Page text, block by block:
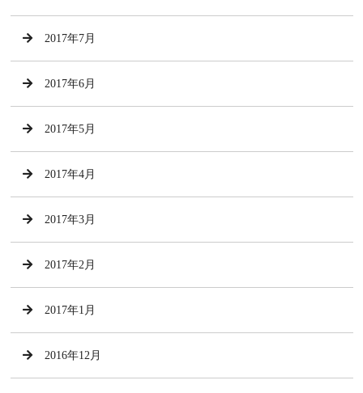
2017年7月
2017年6月
2017年5月
2017年4月
2017年3月
2017年2月
2017年1月
2016年12月